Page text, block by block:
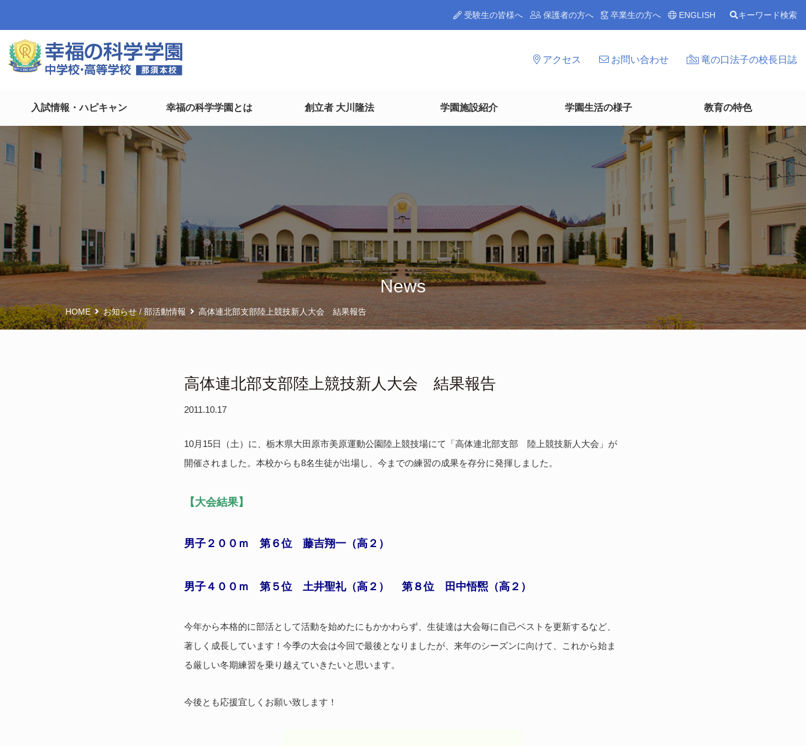
受験生の皆様へ 保護者の方へ 卒業生の方へ ENGLISH キーワード検索
アクセス お問い合わせ 竜の口法子の校長日誌
入試情報・ハピキャン 幸福の科学学園とは 創立者 大川隆法 学園施設紹介 学園生活の様子 教育の特色
News
HOME お知らせ/部活動情報 高体連北部支部陸上競技新人大会 結果報告
高体連北部支部陸上競技新人大会 結果報告
2011.10.17
10月15日（土）に、栃木県大田原市美原運動公園陸上競技場にて「高体連北部支部 陸上競技新人大会」が
開催されました。本校からも8名生徒が出場し、今までの練習の成果を存分に発揮しました。
【大会結果】
男子２００ｍ 第６位 藤吉翔一（高２）
男子４００ｍ 第５位 土井聖礼（高２） 第８位 田中悟煕（高２）
今年から本格的に部活として活動を始めたにもかかわらず、生徒達は大会毎に自己ベストを更新するなど、
著しく成長しています！今季の大会は今回で最後となりましたが、来年のシーズンに向けて、これから始ま
る厳しい冬期練習を乗り越えていきたいと思います。
今後とも応援宜しくお願い致します！